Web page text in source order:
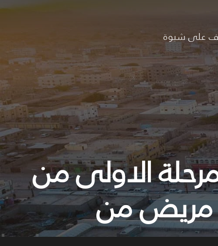
على شبوة
الاولى من
العلاجية المجانية باستفادة 1000 مريض من